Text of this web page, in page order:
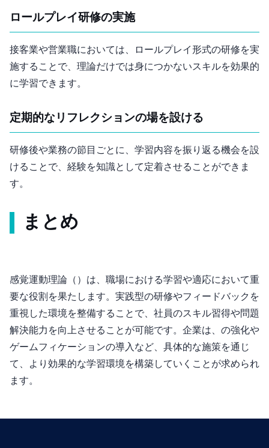
3. ロールプレイ研修の実施
接客業や営業職においては、ロールプレイ形式の研修を実
施することで、理論だけでは身につかないスキルを効果的
に学習できます。
4. 定期的なリフレクションの場を設ける
研修後や業務の節目ごとに、学習内容を振り返る機会を設
けることで、経験を知識として定着させることができま
す。
まとめ
感覚運動理論（Sensorimotor Theory）は、職場における学習や適応において重
要な役割を果たします。実践型の研修やフィードバックを
重視した環境を整備することで、社員のスキル習得や問題
解決能力を向上させることが可能です。企業は、OJTの強化や
ゲームフィケーションの導入など、具体的な施策を通じ
て、より効果的な学習環境を構築していくことが求められ
ます。